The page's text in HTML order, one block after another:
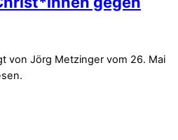
von Jörg Metzinger vom 26. Mai